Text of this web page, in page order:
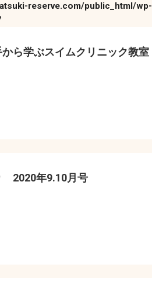
reserve.com/public_html/wp-
ら学ぶスイムクリニック教室
2020年9.10月号